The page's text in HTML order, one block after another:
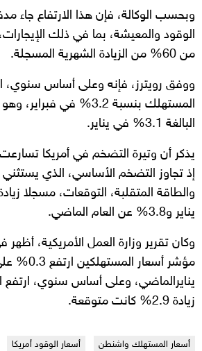
وبحسب الوكالة، فإن هذا الارتفاع جاء
الوقود والمعيشة، بما في ذلك
من 60% من الزيادة الشهرية المسجلة.
ووفق رويترز، فإنه وعلى أساس سنوي،
المستهلك بنسبة 3.2% في
البالغة 3.1% في يناير.
يذكر أن وتيرة التضخم في أمريكا
إذ تجاوز التضخم الأساسي، الذي يستثني
يناير و3.8% عن العام الماضي.
وكان تقرير وزارة العمل الأمريكية،
مؤشر
زيادة 2.9% كانت متوقعة.
أسعار المستهلك واشنطن أسعار الوقود أمريكا